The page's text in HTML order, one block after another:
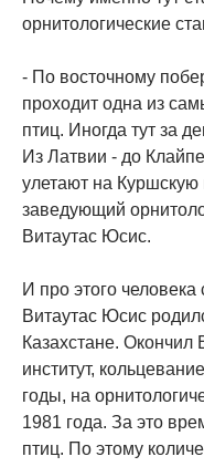
орнитологические
- По восточному
проходит одна из
птиц. Иногда тут за
Из Латвии - до
улетают на Куршскую
заведующий
Витаутас Юсис.
И про этого человека
Витаутас Юсис
Казахстане. Окончил
институт,
годы, на
1981 года. За это
птиц. По этому